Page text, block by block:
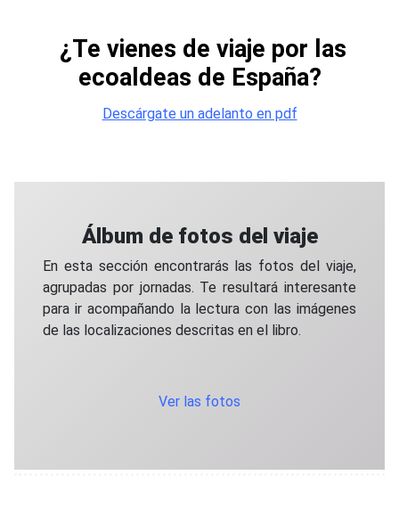
¿Te vienes de viaje por las
ecoaldeas de España?
Descárgate un adelanto en pdf
Álbum de fotos del viaje
En esta sección encontrarás las fotos del viaje,
agrupadas por jornadas. Te resultará interesante
para ir acompañando la lectura con las imágenes
de las localizaciones descritas en el libro.
Ver las fotos